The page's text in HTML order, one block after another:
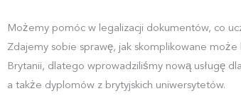
Możemy pomóc w legalizacji dokumentów, co
Zdajemy sobie sprawę, jak skomplikowane
Brytanii, dlatego wprowadziliśmy nową usługę
a także dyplomów z brytyjskich uniwersytetów.